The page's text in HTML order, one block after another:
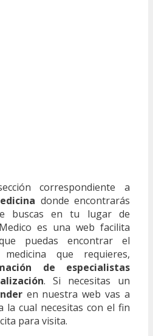
correspondiente a
donde encontrarás
buscas en tu lugar de
es una web facilita
puedas encontrar el
que requieres,
de especialistas
. Si necesitas un
en nuestra web vas a
la cual necesitas con el fin
para visita.